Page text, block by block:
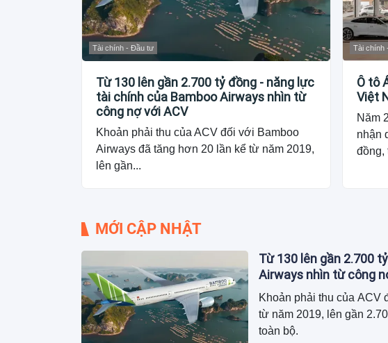
Tài chính - Đầu tư
Từ 130 lên gần 2.700 tỷ đồng - năng lực
tài chính của Bamboo Airways nhìn từ
công nợ với ACV
Khoản phải thu của ACV đối với Bamboo
Airways đã tăng hơn 20 lần kể từ năm 2019,
lên gần...
Tài chính
Ô tô
Việt
Năm
nhận
đồng,
MỚI CẬP NHẬT
Từ 130 lên gần 2.700
Airways nhìn từ công
Khoản phải thu của ACV
từ năm 2019, lên gần
toàn bộ.